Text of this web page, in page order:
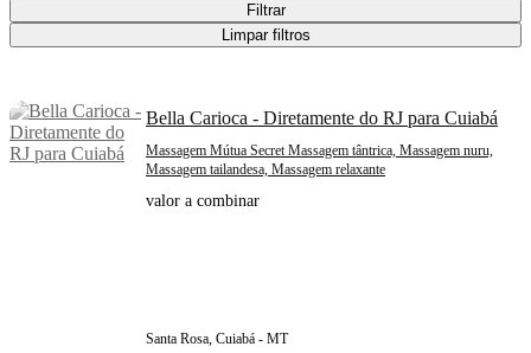
Filtrar
Limpar filtros
Bella Carioca - Diretamente do RJ para Cuiabá
Massagem Mútua Secret Massagem tântrica, Massagem nuru,
Massagem tailandesa, Massagem relaxante
valor a combinar
Santa Rosa, Cuiabá - MT